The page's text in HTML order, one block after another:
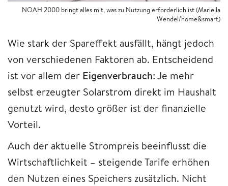
NOAH 2000 bringt alles mit, was zu Nutzung erforderlich ist (Mariella
Wendel/home&smart)
Wie stark der Spareffekt ausfällt, hängt jedoch
von verschiedenen Faktoren ab. Entscheidend
ist vor allem der Eigenverbrauch: Je mehr
selbst erzeugter Solarstrom direkt im Haushalt
genutzt wird, desto größer ist der finanzielle
Vorteil.
Auch der aktuelle Strompreis beeinflusst die
Wirtschaftlichkeit – steigende Tarife erhöhen
den Nutzen eines Speichers zusätzlich. Nicht